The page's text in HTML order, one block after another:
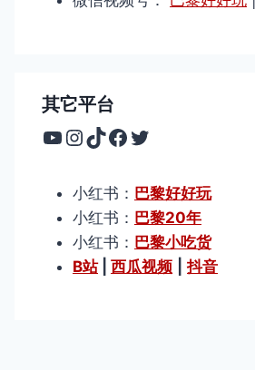
其它平台
YouTube
Instagram
TikTok
Facebook
Twitter
小红书： 巴黎好好玩
小红书： 巴黎20年
小红书： 巴黎小吃货
B站| 西瓜视频 抖音